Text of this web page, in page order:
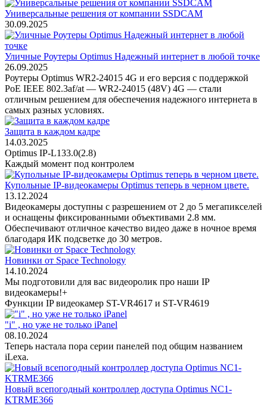
Универсальные решения от компании SSDCAM
30.09.2025
Уличные Роутеры Optimus Надежный интернет в любой точке
26.09.2025
Роутеры Optimus WR2-24015 4G и его версия с поддержкой
PoE IEEE 802.3af/at — WR2-24015 (48V) 4G — стали
отличным решением для обеспечения надежного интернета в
самых разных условиях.
Защита в каждом кадре
14.03.2025
Optimus IP-L133.0(2.8)
Каждый момент под контролем
Купольные IP-видеокамеры Optimus теперь в черном цвете.
13.12.2024
Видеокамеры доступны с разрешением от 2 до 5 мегапикселей
и оснащены фиксированными объективами 2.8 мм.
Обеспечивают отличное качество видео даже в ночное время
благодаря ИК подсветке до 30 метров.
Новинки от Space Technology
14.10.2024
Мы подготовили для вас видеоролик про наши IP
видеокамеры!+
Функции IP видеокамер ST-VR4617 и ST-VR4619
"i" , но уже не только iPanel
08.10.2024
Теперь настала пора серии панелей под общим названием
iLexa.
Новый всепогодный контроллер доступа Optimus NC1-
KTRME366